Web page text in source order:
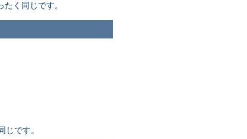
たく同じです。
じです。